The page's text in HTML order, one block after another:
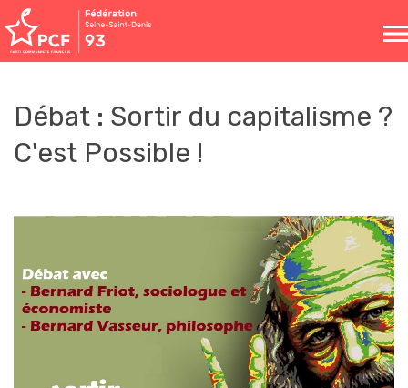
Toggle
Débat : Sortir du capitalisme ?
C'est Possible !